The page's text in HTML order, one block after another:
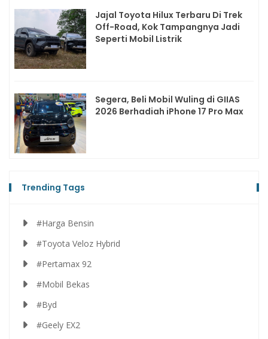
Jajal Toyota Hilux Terbaru Di Trek
Off-Road, Kok Tampangnya Jadi
Seperti Mobil Listrik
Segera, Beli Mobil Wuling di GIIAS
2026 Berhadiah iPhone 17 Pro Max
Trending Tags
#Harga Bensin
#Toyota Veloz Hybrid
#Pertamax 92
#Mobil Bekas
#Byd
#Geely EX2